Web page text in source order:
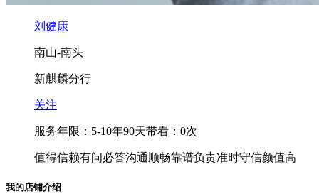
刘健康
南山-南头
新麒麟分行
关注
服务年限： 5-10年90天带看： 0次
值得信赖有问必答沟通顺畅靠谱负责准时守信颜值高
我的店铺介绍